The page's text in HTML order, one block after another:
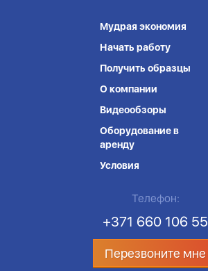
Мудрая экономия
Начать работу
Получить образцы
О компании
Видеообзоры
Оборудование в
аренду
Условия
Телефон:
+371 660 106 55
Перезвоните мне